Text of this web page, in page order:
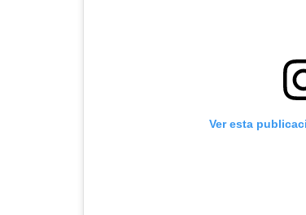
Ver esta